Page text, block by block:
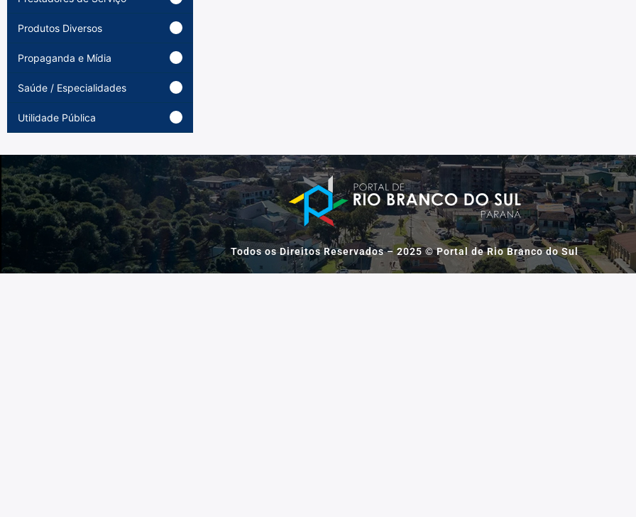
Produtos Diversos
Propaganda e Mídia
Saúde / Especialidades
Utilidade Pública
Todos os Direitos Reservados – 2025 © Portal de Rio Branco do Sul